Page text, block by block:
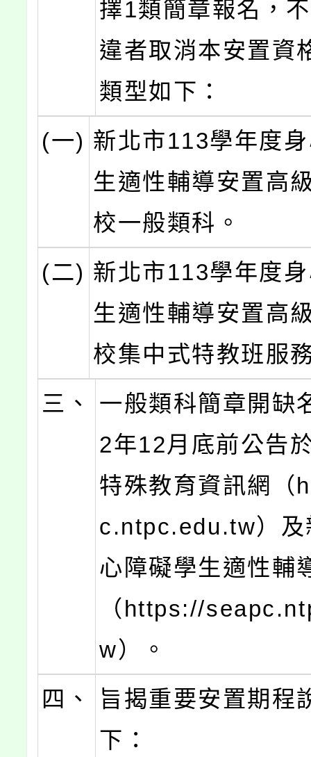
擇1類簡章報名，
違者取消本安置資
類型如下：
(一) 新北市113學年度
生適性輔導安置高
校一般類科。
(二) 新北市113學年度
生適性輔導安置高
校集中式特教班服
三、
一般類科簡章開缺
2年12月底前公告
特殊教育資訊網（
c.ntpc.edu.tw）及
心障礙學生適性輔
（https://
w）。
四、
旨揭重要安置期程
下：